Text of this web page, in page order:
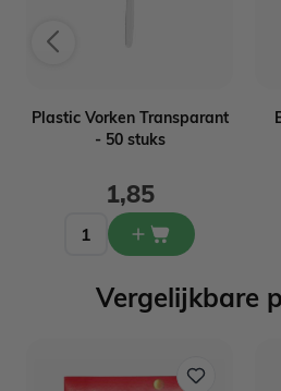
Plastic Vorken Transparant
- 50 stuks
1,85
Vergelijkbare